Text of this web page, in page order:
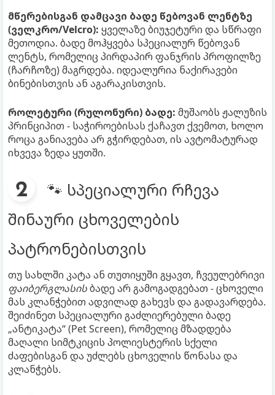
მწერებისგან დამცავი ბადე წებოვან ლენტზე
(ველკრო/Velcro): ყველაზე ბიუჯეტური და სწრაფი
მეთოდია. ბადე მოჰყვება სპეციალურ წებოვან
ლენტს, რომელიც პირდაპირ ფანჯრის პროფილზე
(ჩარჩოზე) მაგრდება. იდეალურია ნაქირავები
ბინებისთვის ან აგარაკისთვის.
როლეტური (რულონური) ბადე: მუშაობს ჟალუზის
პრინციპით - საჭიროებისას ქაჩავთ ქვემოთ, ხოლო
როცა განიავება არ გჭირდებათ, ის ავტომატურად
იხვევა ზედა ყუთში.
🐾 სპეციალური რჩევა
შინაური ცხოველების
პატრონებისთვის
თუ სახლში კატა ან თუთიყუში გყავთ, ჩვეულებრივი
ფაიბერგლასისბადე არ გამოგადგებათ - ცხოველი
მას კლანჭებით ადვილად გახევს და გადავარდება.
შეიძინეთ სპეციალური გაძლიერებული ბადე
„ანტიკატა“ (Pet Screen), რომელიც მზადდება
მაღალი სიმტკიცის პოლიესტერის სქელი
ძაფებისგან და უძლებს ცხოველის წონასა და
კლანჭებს.